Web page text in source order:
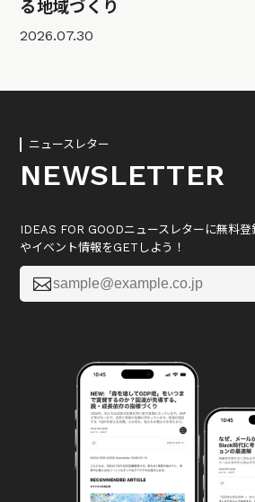
る地域づくり
2026.07.30
ニュースレター
NEWSLETTER
IDEAS FOR GOODニュースレターに無料
やイベント情報をGETしよう！
